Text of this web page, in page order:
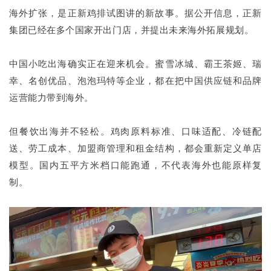
海外扩张，是正新鸡排试图讲的新故事。据公开信息，正新
集团已经在多个国家开出门店，并提出未来海外拓展规划。
中国小吃出海确实正在迎来机会。蜜雪冰城、霸王茶姬、瑞
幸、名创优品、泡泡玛特等企业，都在把中国供应链和品牌
运营能力带到海外。
但餐饮出海并不轻松。鸡肉原料标准、口味适配、冷链配
送、劳工成本、加盟商管理和租金结构，都会重新定义单店
模型。国内五平方米档口能跑通，不代表海外也能原样复
制。